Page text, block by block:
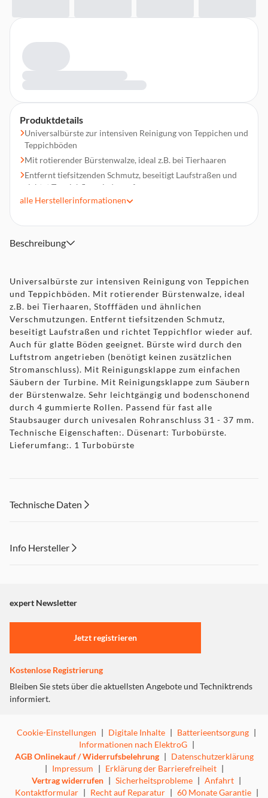
Produktdetails
Universalbürste zur intensiven Reinigung von Teppichen und
Teppichböden
Mit rotierender Bürstenwalze, ideal z.B. bei Tierhaaren
Entfernt tiefsitzenden Schmutz, beseitigt Laufstraßen und
richtet Teppichflor wieder auf
Auch für glatte Böden geeignet
keinen zusätzlichen Stromanschluss)
Mit Reinigungsklappe zum einfachen Säubern der Turbine
alle Herstellerinformationen
Beschreibung
Universalbürste zur intensiven Reinigung von Teppichen
und Teppichböden. Mit rotierender Bürstenwalze, ideal
z.B. bei Tierhaaren, Stofffäden und ähnlichen
Verschmutzungen. Entfernt tiefsitzenden Schmutz,
beseitigt Laufstraßen und richtet Teppichflor wieder auf.
Auch für glatte Böden geeignet. Bürste wird durch den
Luftstrom angetrieben (benötigt keinen zusätzlichen
Stromanschluss). Mit Reinigungsklappe zum einfachen
Säubern der Turbine. Mit Reinigungsklappe zum Säubern
der Bürstenwalze. Sehr leichtgängig und bodenschonend
durch 4 gummierte Rollen. Passend für fast alle
Staubsauger durch univesalen Rohranschluss 31 - 37 mm.
Technische Eigenschaften:. Düsenart: Turbobürste.
Lieferumfang:. 1 Turbobürste
Technische Daten
Info Hersteller
"Marketing".
Einstellungen anpassen
expert Newsletter
Jetzt registrieren
Kostenlose Registrierung
Bleiben Sie stets über die aktuellsten Angebote und Techniktrends
informiert.
Cookie-Einstellungen | Digitale Inhalte | Batterieentsorgung |
Informationen nach ElektroG |
AGB Onlinekauf / Widerrufsbelehrung | Datenschutzerklärung
| Impressum | Erklärung der Barrierefreiheit |
Vertrag widerrufen | Sicherheitsprobleme | Anfahrt |
Kontaktformular | Recht auf Reparatur | 60 Monate Garantie |